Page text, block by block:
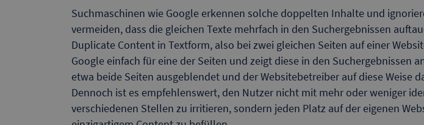
Suchmaschinen wie Google erkennen solche doppelten Inhalte und
vermeiden, dass die gleichen Texte mehrfach in den Suchergebnissen
Duplicate Content in Textform, also bei zwei gleichen Seiten auf einer
Google einfach für eine der Seiten und zeigt diese in den Suchergebnissen
etwa beide Seiten ausgeblendet und der Websitebetreiber auf diese Weise
Dennoch ist es empfehlenswert, den Nutzer nicht mit mehr oder weniger
verschiedenen Stellen zu irritieren, sondern jeden Platz auf der eigenen